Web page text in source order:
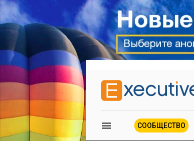
СООБЩЕСТВО